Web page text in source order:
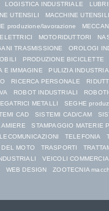
LOGISTICA INDUSTRIALE
UTENSILI MACCHINE
produzione/lavorazione
MOTORIDUTTORI
TRASMISSIONE OROLOGI
PRODUZIONE BICICLETTE
E IMMAGINE PULIZIA
RICERCA PERSONALE
ROBOT INDUSTRIALI
METALLI SEGHE
CAD SISTEMI CAD/CAM
STAMPAGGIO MATERIE
TELEFONIA
MOTO TRASPORTI
VEICOLI
WEB DESIGN ZOOTECNIA